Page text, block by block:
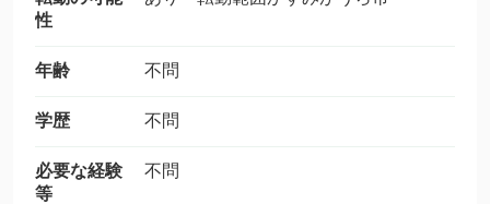
性
年齢 不問
学歴 不問
必要な経験
等
不問